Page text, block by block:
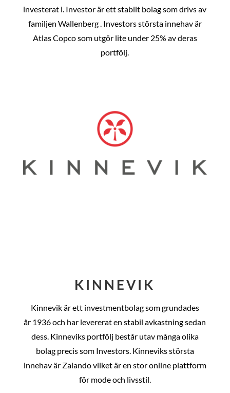
investerat i. Investor är ett stabilt bolag som drivs av
familjen Wallenberg . Investors största innehav är
Atlas Copco som utgör lite under 25% av deras
portfölj.
KINNEVIK
Kinnevik är ett investmentbolag som grundades
år 1936 och har levererat en stabil avkastning sedan
dess. Kinneviks portfölj består utav många olika
bolag precis som Investors. Kinneviks största
innehav är Zalando vilket är en stor online plattform
för mode och livsstil.